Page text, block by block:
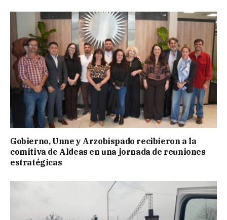
Gobierno, Unne y Arzobispado recibieron a la
comitiva de Aldeas en una jornada de reuniones
estratégicas